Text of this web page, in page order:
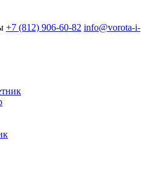
+7 (812) 906-60-82 info@vorota-i-